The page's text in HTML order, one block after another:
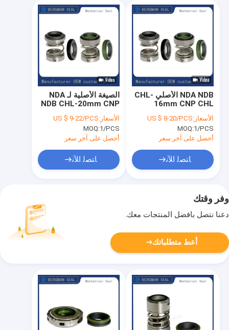
الصيغة الأصلية لـ NDA
NDB CHL-20mm CNP
الختم الميكانيكي
الأسعار:US $ 9-22/PCS
MOQ:1/PCS
أحصل على آخر سعر
ﺎﺘﺼﻟ ﺍﻶﻧ
NDA NDB الأصلي CHL-
16mm CNP CHL
الختم الميكانيكي
الأسعار:US $ 8-20/PCS
MOQ:1/PCS
أحصل على آخر سعر
ﺎﺘﺼﻟ ﺍﻶﻧ
وفر وقتك
دعنا نتصل بأفضل المنتجات معك.
أعط متطلباتك